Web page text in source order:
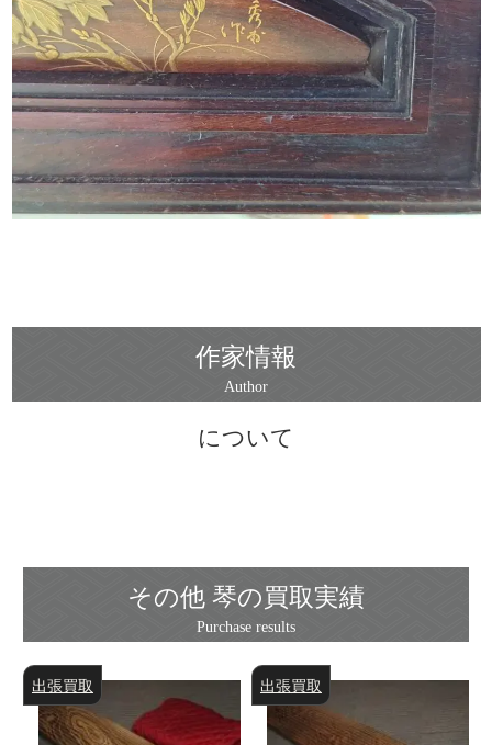
作家情報
について
その他 琴の買取実績
出張買取 出張買取